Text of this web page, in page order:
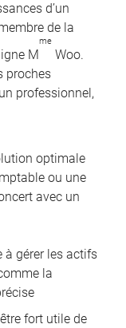
d’un
de la
M
me
Woo.
proches
professionnel,
optimale
ou une
avec un
à gérer les actifs
la
fort utile de